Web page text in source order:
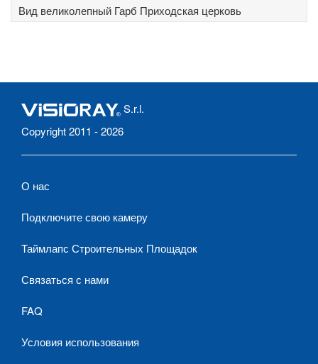
Вид великолепный Гарб Приходская церковь
S.r.l.
Copyright 2011 - 2026
О нас
Подключите свою камеру
Таймлапс Строительных Площадок
Связаться с нами
FAQ
Условия использования